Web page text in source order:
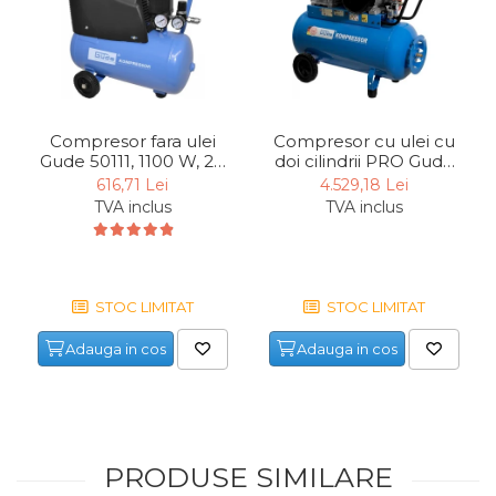
verticala / profesionala
Electric
electrice
si Orbitale
Aparate & Invertoare de
Compresor fara ulei
Gude 50111, 1100 W, 24
L, 8 bari
616,71 Lei
TVA inclus
STOC LIMITAT
Adauga in cos
Compresor cu ulei cu
doi cilindrii PRO Gude
75520, 3000 W, 100 L,
10 bari
4.529,18 Lei
TVA inclus
STOC LIMITAT
Adauga in cos
PRODUSE SIMILARE